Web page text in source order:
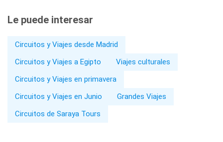
Le puede interesar
Circuitos y Viajes desde Madrid
Circuitos y Viajes a Egipto
Viajes culturales
Circuitos y Viajes en primavera
Circuitos y Viajes en Junio
Grandes Viajes
Circuitos de Saraya Tours